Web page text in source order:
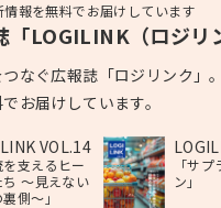
報を無料でお届けしています
「LOGILINK（ロジリ
なぐ広報誌「ロジリンク」
お届けしています。
VOL.14
を支えるヒー
ち 〜見えない
側〜」
「サ
ン」